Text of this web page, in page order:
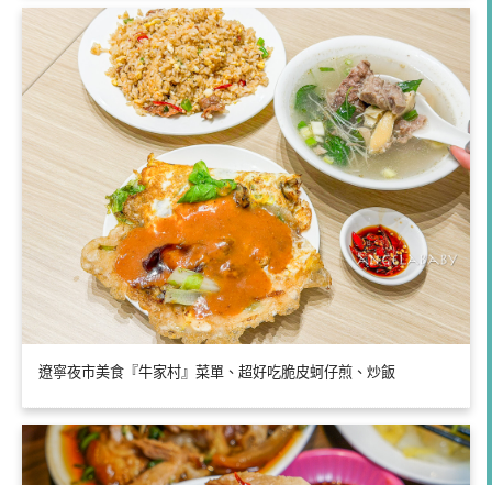
遼寧夜市美食『牛家村』菜單、超好吃脆皮蚵仔煎、炒飯